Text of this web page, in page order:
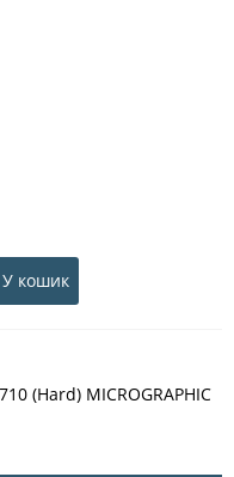
У кошик
(Hard) MICROGRAPHIC